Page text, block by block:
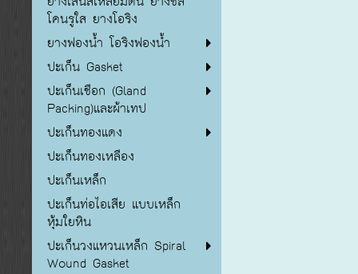
โคนรูใส ยางโอริง
ยางฟองน้ำ โอริงฟองน้ำ
ปะเก็น Gasket
ปะเก็นเชือก (Gland
Packing)และผ้าเทป
ปะเก็นทองแดง
ปะเก็นทองเหลือง
ปะเก็นเหล็ก
ปะเก็นท่อไอเสีย แบบเหล็ก
หุ้มใยหิน
ปะเก็นวงแหวนเหล็ก Spiral
Wound Gasket